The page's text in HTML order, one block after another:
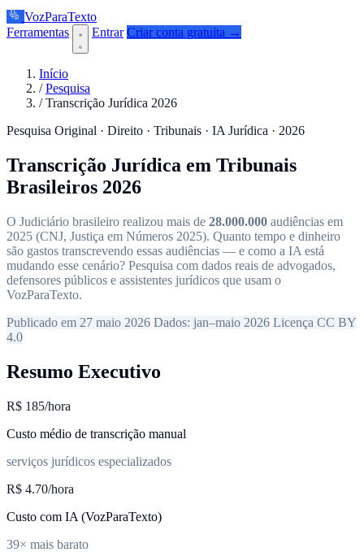
VozParaTexto
Ferramentas
Entrar Criar conta gratuita →
Início
/ Pesquisa
/ Transcrição Jurídica 2026
Pesquisa Original · Direito · Tribunais · IA Jurídica · 2026
Transcrição Jurídica em Tribunais
Brasileiros 2026
O Judiciário brasileiro realizou mais de 28.000.000 audiências em
2025 (CNJ, Justiça em Números 2025). Quanto tempo e dinheiro
são gastos transcrevendo essas audiências — e como a IA está
mudando esse cenário? Pesquisa com dados reais de advogados,
defensores públicos e assistentes jurídicos que usam o
VozParaTexto.
Publicado em 27 maio 2026 Dados: jan–maio 2026 Licença CC BY
4.0
Resumo Executivo
R$ 185/hora
Custo médio de transcrição manual
serviços jurídicos especializados
R$ 4.70/hora
Custo com IA (VozParaTexto)
39× mais barato